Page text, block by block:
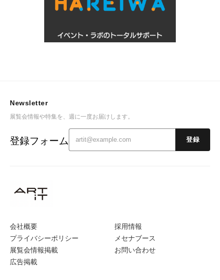
会社概要
プライバシーポリシー
展覧会情報掲載
広告掲載
採用情報
メセナブース
お問い合わせ
Newsletter
展覧会情報や特集を、週に一度お届けします。
登録フォーム 登録